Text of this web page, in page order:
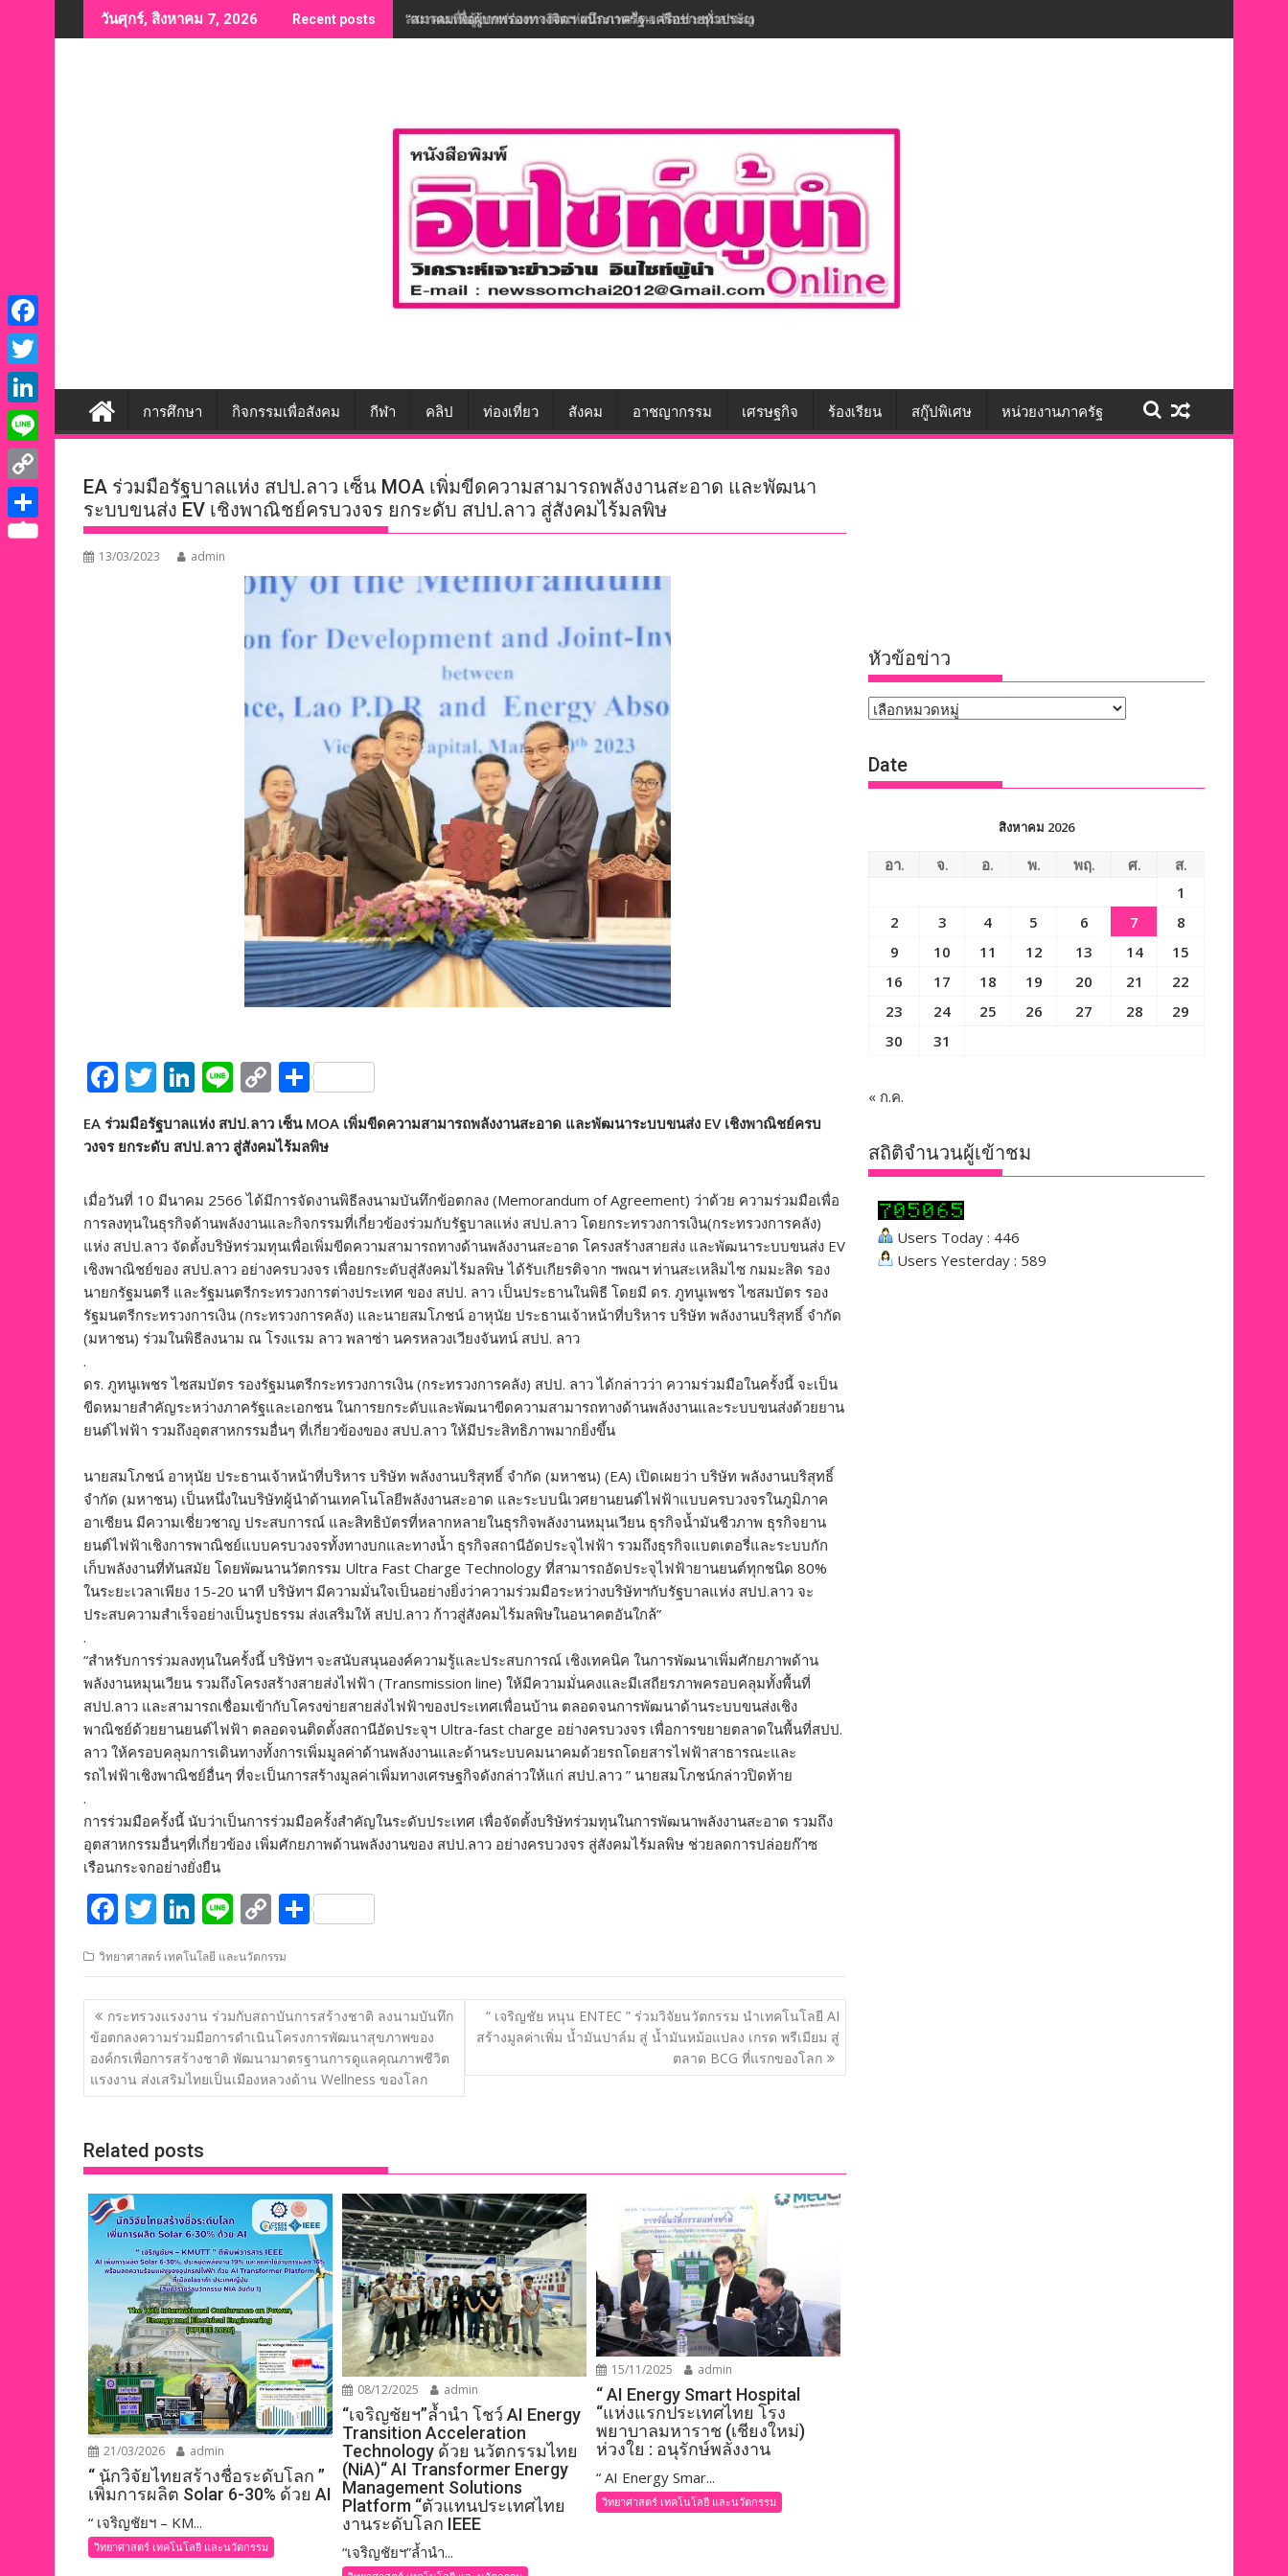
to
วันศุกร์, สิงหาคม 7, 2026 Recent posts “สมาคมเพื่อผู้บกพร่องทางจิตฯ ผนึกภาครัฐ-เครือข่ายทั่วประเทศ ขับเคลื่อนทักษะชีวิต สร้างโอกาสการจ้างงานอย่างเท่าเทียม”
การศึกษา กิจกรรมเพื่อสังคม กีฬา คลิป ท่องเที่ยว สังคม อาชญากรรม เศรษฐกิจ ร้องเรียน สกู๊ปพิเศษ หน่วยงานภาครัฐ
EA ร่วมมือรัฐบาลแห่ง สปป.ลาว เซ็น MOA เพิ่มขีดความสามารถพลังงานสะอาด และพัฒนา
ระบบขนส่ง EV เชิงพาณิชย์ครบวงจร ยกระดับ สปป.ลาว สู่สังคมไร้มลพิษ
13/03/2023 admin
F
ac
e
o
o
k
T
itt
Li
n
k
dI
n
Li
n
e
C
o
p
Li
n
k
S
ar
EA ร่วมมือรัฐบาลแห่ง สปป.ลาว เซ็น MOA เพิ่มขีดความสามารถพลังงานสะอาด และพัฒนาระบบขนส่ง EV เชิงพาณิชย์ครบ
วงจร ยกระดับ สปป.ลาว สู่สังคมไร้มลพิษ
เมื่อวันที่ 10 มีนาคม 2566 ได้มีการจัดงานพิธีลงนามบันทึกข้อตกลง (Memorandum of Agreement) ว่าด้วย ความร่วมมือเพื่อ
การลงทุนในธุรกิจด้านพลังงานและกิจกรรมที่เกี่ยวข้องร่วมกับรัฐบาลแห่ง สปป.ลาว โดยกระทรวงการเงิน(กระทรวงการคลัง)
แห่ง สปป.ลาว จัดตั้งบริษัทร่วมทุนเพื่อเพิ่มขีดความสามารถทางด้านพลังงานสะอาด โครงสร้างสายส่ง และพัฒนาระบบขนส่ง EV
เชิงพาณิชย์ของ สปป.ลาว อย่างครบวงจร เพื่อยกระดับสู่สังคมไร้มลพิษ ได้รับเกียรติจาก ฯพณฯ ท่านสะเหลิมไซ กมมะสิด รอง
นายกรัฐมนตรี และรัฐมนตรีกระทรวงการต่างประเทศ ของ สปป. ลาว เป็นประธานในพิธี โดยมี ดร. ภูทนูเพชร ไซสมบัตร รอง
รัฐมนตรีกระทรวงการเงิน (กระทรวงการคลัง) และนายสมโภชน์ อาหุนัย ประธานเจ้าหน้าที่บริหาร บริษัท พลังงานบริสุทธิ์ จำกัด
(มหาชน) ร่วมในพิธีลงนาม ณ โรงแรม ลาว พลาซ่า นครหลวงเวียงจันทน์ สปป. ลาว
.
ดร. ภูทนูเพชร ไซสมบัตร รองรัฐมนตรีกระทรวงการเงิน (กระทรวงการคลัง) สปป. ลาว ได้กล่าวว่า ความร่วมมือในครั้งนี้ จะเป็น
ขีดหมายสำคัญระหว่างภาครัฐและเอกชน ในการยกระดับและพัฒนาขีดความสามารถทางด้านพลังงานและระบบขนส่งด้วยยาน
ยนต์ไฟฟ้า รวมถึงอุตสาหกรรมอื่นๆ ที่เกี่ยวข้องของ สปป.ลาว ให้มีประสิทธิภาพมากยิ่งขึ้น
นายสมโภชน์ อาหุนัย ประธานเจ้าหน้าที่บริหาร บริษัท พลังงานบริสุทธิ์ จำกัด (มหาชน) (EA) เปิดเผยว่า บริษัท พลังงานบริสุทธิ์
จำกัด (มหาชน) เป็นหนึ่งในบริษัทผู้นำด้านเทคโนโลยีพลังงานสะอาด และระบบนิเวศยานยนต์ไฟฟ้าแบบครบวงจรในภูมิภาค
อาเซียน มีความเชี่ยวชาญ ประสบการณ์ และสิทธิบัตรที่หลากหลายในธุรกิจพลังงานหมุนเวียน ธุรกิจน้ำมันชีวภาพ ธุรกิจยาน
ยนต์ไฟฟ้าเชิงการพาณิชย์แบบครบวงจรทั้งทางบกและทางน้ำ ธุรกิจสถานีอัดประจุไฟฟ้า รวมถึงธุรกิจแบตเตอรี่และระบบกัก
เก็บพลังงานที่ทันสมัย โดยพัฒนานวัตกรรม Ultra Fast Charge Technology ที่สามารถอัดประจุไฟฟ้ายานยนต์ทุกชนิด 80%
ในระยะเวลาเพียง 15-20 นาที บริษัทฯ มีความมั่นใจเป็นอย่างยิ่งว่าความร่วมมือระหว่างบริษัทฯกับรัฐบาลแห่ง สปป.ลาว จะ
ประสบความสำเร็จอย่างเป็นรูปธรรม ส่งเสริมให้ สปป.ลาว ก้าวสู่สังคมไร้มลพิษในอนาคตอันใกล้”
.
“สำหรับการร่วมลงทุนในครั้งนี้ บริษัทฯ จะสนับสนุนองค์ความรู้และประสบการณ์ เชิงเทคนิค ในการพัฒนาเพิ่มศักยภาพด้าน
พลังงานหมุนเวียน รวมถึงโครงสร้างสายส่งไฟฟ้า (Transmission line) ให้มีความมั่นคงและมีเสถียรภาพครอบคลุมทั้งพื้นที่
สปป.ลาว และสามารถเชื่อมเข้ากับโครงข่ายสายส่งไฟฟ้าของประเทศเพื่อนบ้าน ตลอดจนการพัฒนาด้านระบบขนส่งเชิง
พาณิชย์ด้วยยานยนต์ไฟฟ้า ตลอดจนติดตั้งสถานีอัดประจุฯ Ultra-fast charge อย่างครบวงจร เพื่อการขยายตลาดในพื้นที่สปป.
ลาว ให้ครอบคลุมการเดินทางทั้งการเพิ่มมูลค่าด้านพลังงานและด้านระบบคมนาคมด้วยรถโดยสารไฟฟ้าสาธารณะและ
รถไฟฟ้าเชิงพาณิชย์อื่นๆ ที่จะเป็นการสร้างมูลค่าเพิ่มทางเศรษฐกิจดังกล่าวให้แก่ สปป.ลาว ” นายสมโภชน์กล่าวปิดท้าย
.
การร่วมมือครั้งนี้ นับว่าเป็นการร่วมมือครั้งสำคัญในระดับประเทศ เพื่อจัดตั้งบริษัทร่วมทุนในการพัฒนาพลังงานสะอาด รวมถึง
อุตสาหกรรมอื่นๆที่เกี่ยวข้อง เพิ่มศักยภาพด้านพลังงานของ สปป.ลาว อย่างครบวงจร สู่สังคมไร้มลพิษ ช่วยลดการปล่อยก๊าซ
เรือนกระจกอย่างยั่งยืน
F
e
b
o
o
k
T
w
itt
er
Li
n
k
e
dI
n
Li
e
C
p
y
Li
n
k
S
ar
e
วิทยาศาสตร์ เทคโนโลยี และนวัตกรรม
แนะแนว
เรื่อง
กระทรวงแรงงาน ร่วมกับสถาบันการสร้างชาติ ลงนามบันทึก
ข้อตกลงความร่วมมือการดำเนินโครงการพัฒนาสุขภาพของ
องค์กรเพื่อการสร้างชาติ พัฒนามาตรฐานการดูแลคุณภาพชีวิต
แรงงาน ส่งเสริมไทยเป็นเมืองหลวงด้าน Wellness ของโลก
“ เจริญชัย หนุน ENTEC ” ร่วมวิจัยนวัตกรรม นำเทคโนโลยี AI
สร้างมูลค่าเพิ่ม น้ำมันปาล์ม สู่ น้ำมันหม้อแปลง เกรด พรีเมียม สู่
ตลาด BCG ที่แรกของโลก
Related posts
21/03/2026 admin
“ นักวิจัยไทยสร้างชื่อระดับโลก ”
เพิ่มการผลิต Solar 6-30% ด้วย AI
“ เจริญชัยฯ – KM...
วิทยาศาสตร์ เทคโนโลยี และนวัตกรรม
08/12/2025 admin
“เจริญชัยฯ”ล้ำนำ โชว์ AI Energy
Transition Acceleration
Technology ด้วย นวัตกรรมไทย
(NiA)“ AI Transformer Energy
Management Solutions
Platform “ตัวแทนประเทศไทย
งานระดับโลก IEEE
“เจริญชัยฯ”ล้ำนำ...
15/11/2025 admin
“ AI Energy Smart Hospital
“แห่งแรกประเทศไทย โรง
พยาบาลมหาราช (เชียงใหม่)
ห่วงใย : อนุรักษ์พลังงาน
“ AI Energy Smar...
วิทยาศาสตร์ เทคโนโลยี และนวัตกรรม
หัวข้อข่าว
หัวข้อ
Date
สิงหาคม 2026
อา. จ. อ. พ. พฤ. ศ.
ส.
1
2
3 4 5 6 7
8
9
10 11 12 13 14
15
16
17 18 19 20 21
22
23
24 25 26 27 28
29
30
31
« ก.ค.
สถิติจำนวนผู้เข้าชม
Users Today : 446
Users Yesterday : 589
F
a
c
e
b
o
o
T
w
i
t
e
L
i
n
k
e
L
i
n
C
o
S